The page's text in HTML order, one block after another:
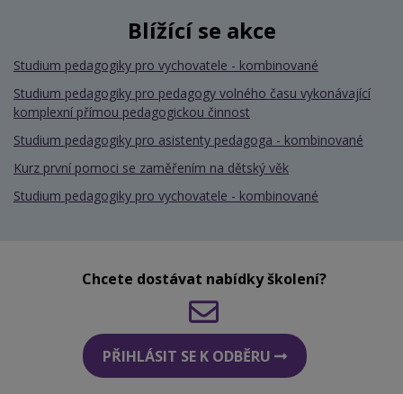
Blížící se akce
Studium pedagogiky pro vychovatele - kombinované
Studium pedagogiky pro pedagogy volného času vykonávající
komplexní přímou pedagogickou činnost
Studium pedagogiky pro asistenty pedagoga - kombinované
Kurz první pomoci se zaměřením na dětský věk
Studium pedagogiky pro vychovatele - kombinované
Chcete dostávat nabídky školení?
PŘIHLÁSIT SE K ODBĚRU